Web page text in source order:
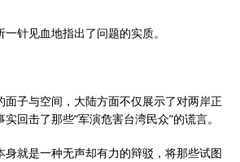
针见血地指出了问题的实质。
面子与空间，大陆方面不仅展示了对两岸正
回击了那些“军演危害台湾民众”的谎言。
身就是一种无声却有力的辩驳，将那些试图